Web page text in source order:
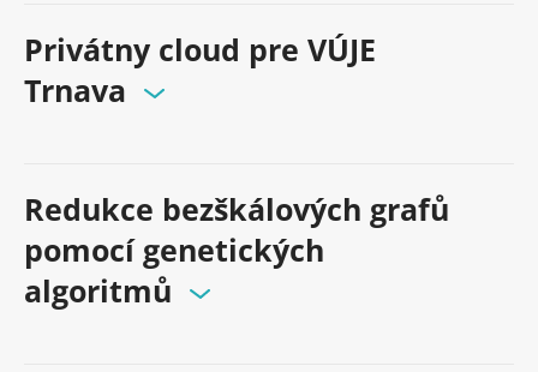
Privátny cloud pre VÚJE
Trnava
Redukce bezškálových grafů
pomocí genetických
algoritmů